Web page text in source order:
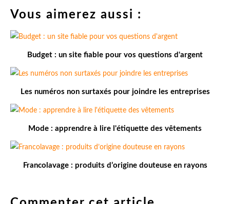
Vous aimerez aussi :
Budget : un site fiable pour vos questions d'argent
Les numéros non surtaxés pour joindre les entreprises
Mode : apprendre à lire l'étiquette des vêtements
Francolavage : produits d’origine douteuse en rayons